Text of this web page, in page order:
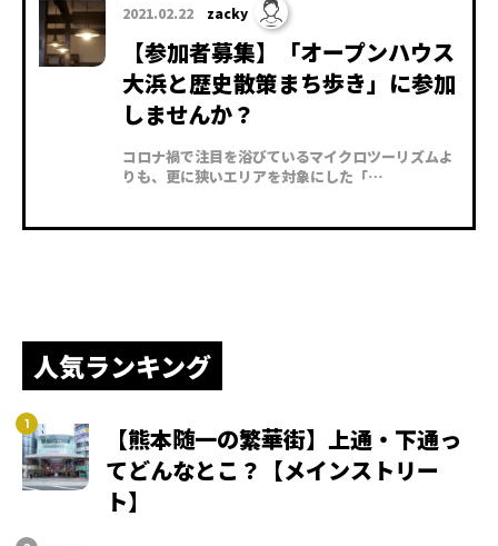
2021.02.22 zacky
【参加者募集】「オープンハウス
大浜と歴史散策まち歩き」に参加
しませんか？
コロナ禍で注目を浴びているマイクロツーリズムよ
りも、更に狭いエリアを対象にした「…
人気ランキング
【熊本随一の繁華街】上通・下通っ
てどんなとこ？【メインストリー
ト】